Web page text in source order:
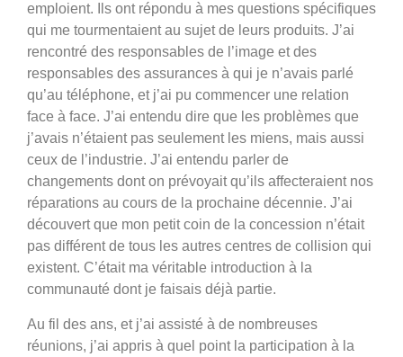
emploient. Ils ont répondu à mes questions spécifiques
qui me tourmentaient au sujet de leurs produits. J’ai
rencontré des responsables de l’image et des
responsables des assurances à qui je n’avais parlé
qu’au téléphone, et j’ai pu commencer une relation
face à face. J’ai entendu dire que les problèmes que
j’avais n’étaient pas seulement les miens, mais aussi
ceux de l’industrie. J’ai entendu parler de
changements dont on prévoyait qu’ils affecteraient nos
réparations au cours de la prochaine décennie. J’ai
découvert que mon petit coin de la concession n’était
pas différent de tous les autres centres de collision qui
existent. C’était ma véritable introduction à la
communauté dont je faisais déjà partie.
Au fil des ans, et j’ai assisté à de nombreuses
réunions, j’ai appris à quel point la participation à la